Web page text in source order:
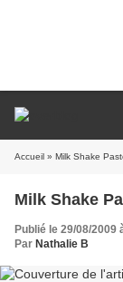
Accueil » Milk Shake
Milk Shake
Publié le 29/08/2009
Par Nathalie B